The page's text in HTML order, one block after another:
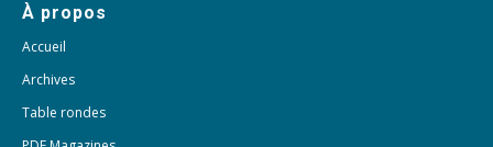
À propos
Accueil
Archives
Table rondes